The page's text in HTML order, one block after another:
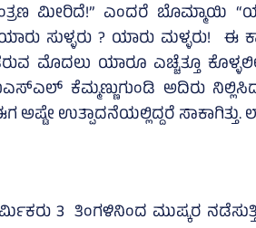
ಮೀರಿದೆ!” ಎಂದರೆ ಬೊಮ್ಮಾಯಿ
ಯಾರು ಸುಳ್ಳರು ? ಯಾರು ಮಳ್ಳರು!
ಮೊದಲು ಯಾರೂ ಎಚ್ಚೆತ್ತೂ
ಕೆಮ್ಮಣ್ಣುಗುಂಡಿ ಅದಿರು
ಉತ್ಪಾದನೆಯಲ್ಲಿದ್ದರೆ ಸಾಕಾಗಿತ್ತು.
3 ತಿಂಗಳಿನಿಂದ ಮುಷ್ಕರ